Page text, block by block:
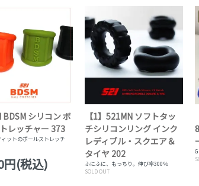
BDSM シリコン ボ
レッチャー 373
ットのボールストレッチ
円(税込)
【1】521MN ソフトタッ
チシリコンリング インク
レディブル・スクエア＆
タイヤ 202
ふにふに、もっちり。伸び率300％
SOLD OUT